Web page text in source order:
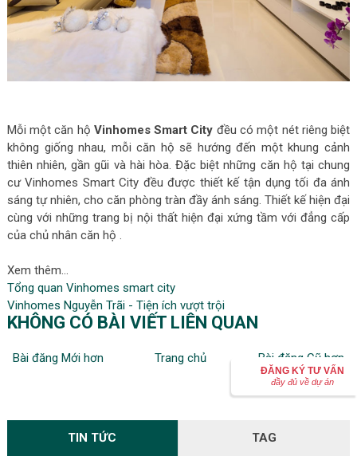
Mỗi một căn hộ Vinhomes Smart City đều có một nét riêng biệt
không giống nhau, mỗi căn hộ sẽ hướng đến một khung cảnh
thiên nhiên, gần gũi và hài hòa. Đặc biệt những căn hộ tại chung
cư Vinhomes Smart City đều được thiết kế tận dụng tối đa ánh
sáng tự nhiên, cho căn phòng tràn đầy ánh sáng. Thiết kế hiện đại
cùng với những trang bị nội thất hiện đại xứng tầm với đẳng cấp
của chủ nhân căn hộ .
Xem thêm...
Tổng quan Vinhomes smart city
Vinhomes Nguyễn Trãi - Tiện ích vượt trội
KHÔNG CÓ BÀI VIẾT LIÊN QUAN
Bài đăng Mới hơn Trang chủ Bài đăng Cũ hơn
TIN TỨC TAG
ĐĂNG KÝ TƯ VẤN
đầy đủ về dự án